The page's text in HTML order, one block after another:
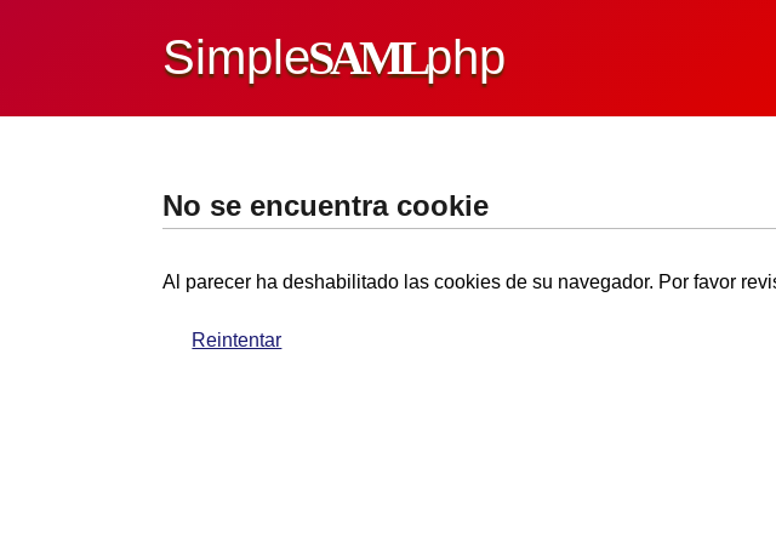
SimpleSAMLphp
No se encuentra cookie
Al parecer ha deshabilitado las cookies de su navegador. Por favor
Reintentar